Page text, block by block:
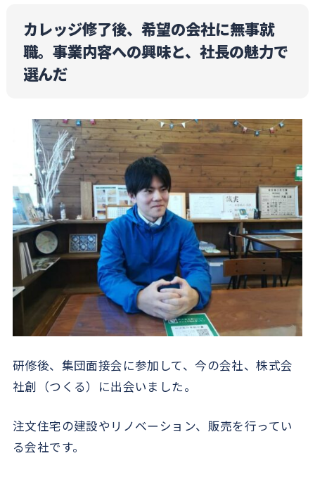
カレッジ修了後、希望の会社に無事就
職。事業内容への興味と、社長の魅力で
選んだ
研修後、集団面接会に参加して、今の会社、株式会
社創（つくる）に出会いました。
注文住宅の建設やリノベーション、販売を行ってい
る会社です。